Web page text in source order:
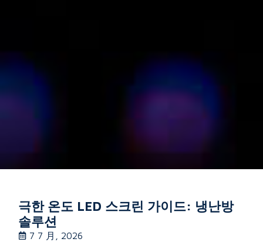
극한 온도 LED 스크린 가이드: 냉난방
솔루션
7 7 月, 2026